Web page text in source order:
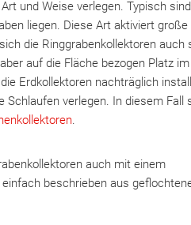
und Weise verlegen. Typisch
liegen. Diese Art aktiviert
die Ringgrabenkollektoren auch
auf die Fläche bezogen Platz
Erdkollektoren nachträglich
verlegen. In diesem Fall
.
auch mit einem
beschrieben aus